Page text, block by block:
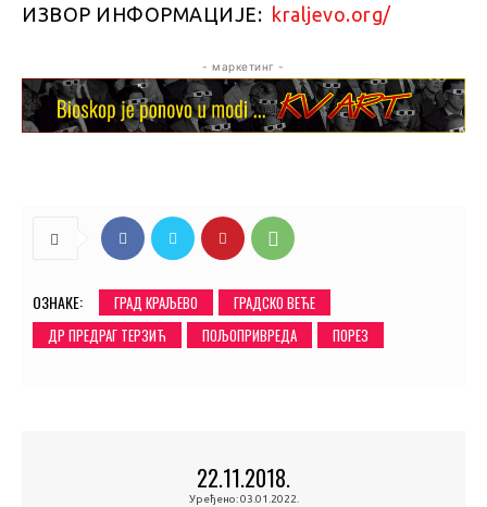
ИЗВОР ИНФОРМАЦИЈЕ: kraljevo.org/
- маркетинг -
ОЗНАКЕ: ГРАД КРАЉЕВО
ГРАДСКО ВЕЋЕ
ДР ПРЕДРАГ ТЕРЗИЋ
ПОЉОПРИВРЕДА ПОРЕЗ
22.11.2018.
Уређено: 03.01.2022.